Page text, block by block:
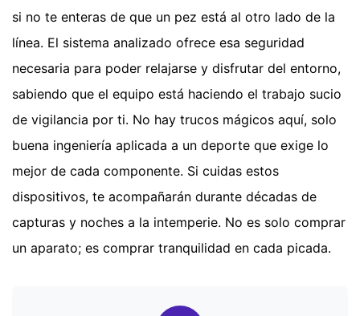
si no te enteras de que un pez está al otro lado de la
línea. El sistema analizado ofrece esa seguridad
necesaria para poder relajarse y disfrutar del entorno,
sabiendo que el equipo está haciendo el trabajo sucio
de vigilancia por ti. No hay trucos mágicos aquí, solo
buena ingeniería aplicada a un deporte que exige lo
mejor de cada componente. Si cuidas estos
dispositivos, te acompañarán durante décadas de
capturas y noches a la intemperie. No es solo comprar
un aparato; es comprar tranquilidad en cada picada.